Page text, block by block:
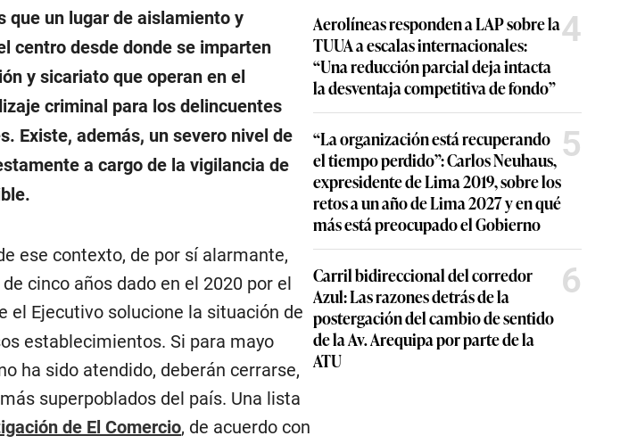
que un lugar de aislamiento y
centro desde donde se imparten
y sicariato que operan en el
criminal para los delincuentes
Existe, además, un severo nivel de
a cargo de la vigilancia de
ese contexto, de por sí alarmante,
cinco años dado en el 2020 por el
el Ejecutivo solucione la situación de
establecimientos. Si para mayo
ha sido atendido, deberán cerrarse,
superpoblados del país. Una lista
de El Comercio, de acuerdo con
Aerolíneas responden a LAP sobre la
TUUA a escalas internacionales:
“Una reducción parcial deja intacta
la desventaja competitiva de fondo”
4
“La organización está recuperando
el tiempo perdido”: Carlos Neuhaus,
expresidente de Lima 2019, sobre los
retos a un año de Lima 2027 y en qué
más está preocupado el Gobierno
5
Carril bidireccional del corredor
Azul: Las razones detrás de la
postergación del cambio de sentido
de la Av. Arequipa por parte de la
ATU
6